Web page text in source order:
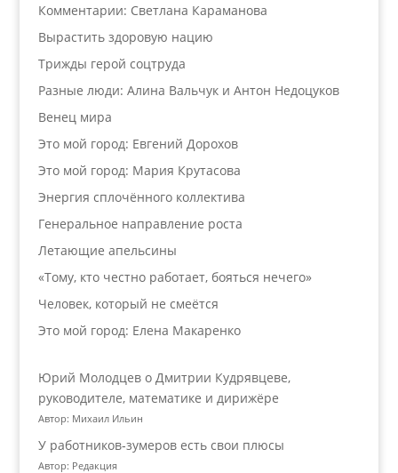
Комментарии: Светлана Караманова
Вырастить здоровую нацию
Трижды герой соцтруда
Разные люди: Алина Вальчук и Антон Недоцуков
Венец мира
Это мой город: Евгений Дорохов
Это мой город: Мария Крутасова
Энергия сплочённого коллектива
Генеральное направление роста
Летающие апельсины
«Тому, кто честно работает, бояться нечего»
Человек, который не смеётся
Это мой город: Елена Макаренко
Юрий Молодцев о Дмитрии Кудрявцеве,
руководителе, математике и дирижёре
Автор: Михаил Ильин
У работников‑зумеров есть свои плюсы
Автор: Редакция